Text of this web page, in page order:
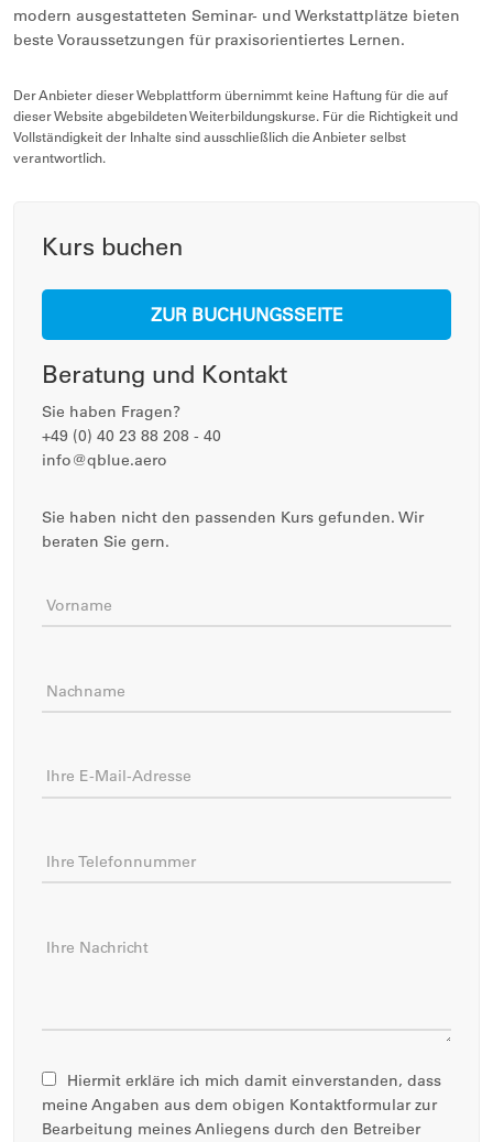
modern ausgestatteten Seminar- und Werkstattplätze bieten
beste Voraussetzungen für praxisorientiertes Lernen.
Der Anbieter dieser Webplattform übernimmt keine Haftung für die auf
dieser Website abgebildeten Weiterbildungskurse. Für die Richtigkeit und
Vollständigkeit der Inhalte sind ausschließlich die Anbieter selbst
verantwortlich.
Kurs buchen
ZUR BUCHUNGSSEITE
Beratung und Kontakt
Sie haben Fragen?
+49 (0) 40 23 88 208 - 40
info@qblue.aero
Sie haben nicht den passenden Kurs gefunden. Wir
beraten Sie gern.
Vorname
Nachname
Ihre E-Mail-Adresse
Ihre Telefonnummer
Ihre Nachricht
Hiermit erkläre ich mich damit einverstanden, dass
meine Angaben aus dem obigen Kontaktformular zur
Bearbeitung meines Anliegens durch den Betreiber